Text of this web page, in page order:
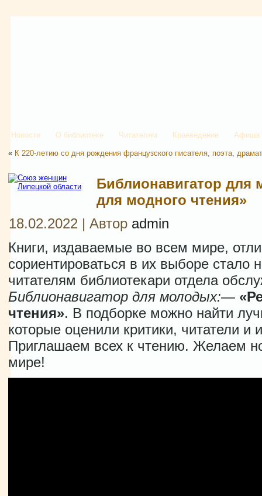
Новости О библиотеке Читателям Краеведение Афиша
« К 220-летию со дня рождения французского писателя, поэта,
Библионавигатор
для модного чтения»
18.02.2022 | Автор admin
Книги, издаваемые во всем мире,
сориентироваться в их выборе стало
читателям библиотекари отдела
Библионавигатор для молодых:—
чтения». В подборке можно найти
которые оценили критики, читатели и
Приглашаем всех к чтению. Желаем
мире!